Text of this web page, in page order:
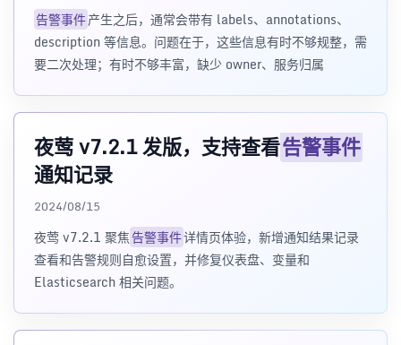
告警事件产生之后，通常会带有 labels、annotations、
description 等信息。问题在于，这些信息有时不够规整，需
要二次处理；有时不够丰富，缺少 owner、服务归属
夜莺 v7.2.1 发版，支持查看告警事件
通知记录
2024/08/15
夜莺 v7.2.1 聚焦告警事件详情页体验，新增通知结果记录
查看和告警规则自愈设置，并修复仪表盘、变量和
Elasticsearch 相关问题。